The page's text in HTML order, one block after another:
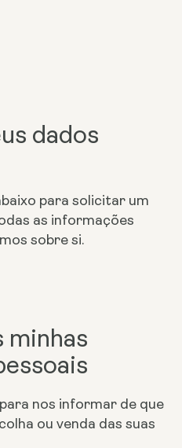
dados
para solicitar um
as informações
sobre si.
minhas
nos informar de que
ou venda das suas